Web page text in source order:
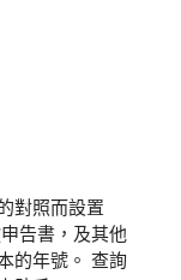
對照而設置
告書，及其他
的年號。 查詢